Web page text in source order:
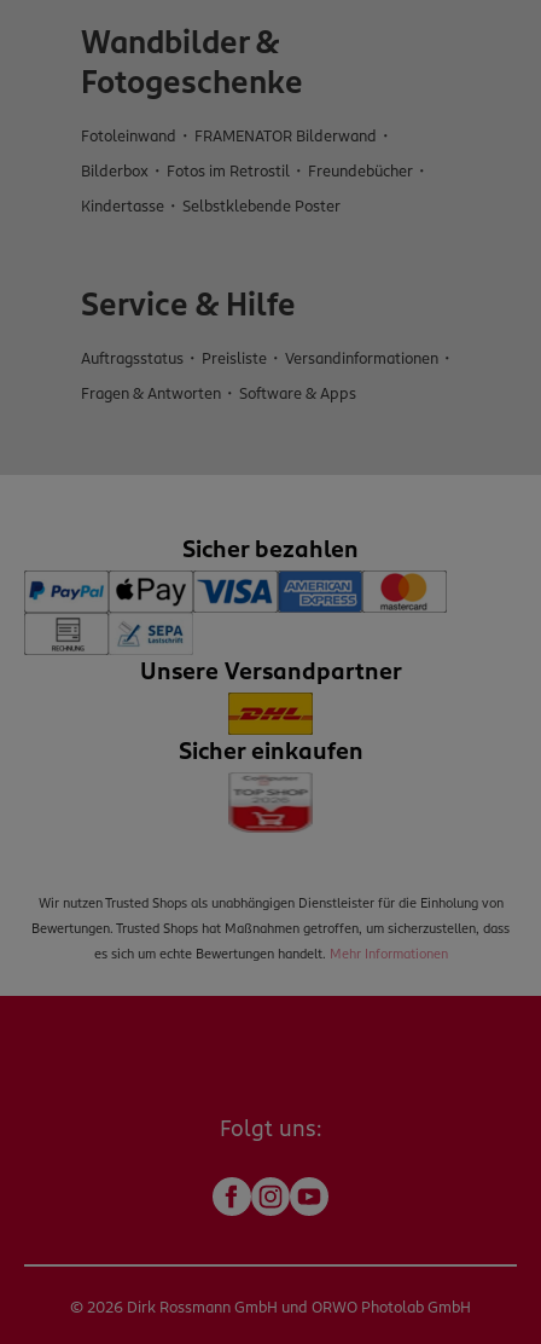
Wandbilder &
Fotogeschenke
Fotoleinwand FRAMENATOR Bilderwand
Bilderbox Fotos im Retrostil Freundebücher
Kindertasse Selbstklebende Poster
Service & Hilfe
Auftragsstatus Preisliste Versandinformationen
Fragen & Antworten Software & Apps
Sicher bezahlen
Unsere Versandpartner
Sicher einkaufen
Wir nutzen Trusted Shops als unabhängigen Dienstleister für die Einholung von
Bewertungen. Trusted Shops hat Maßnahmen getroffen, um sicherzustellen, dass
es sich um echte Bewertungen handelt. Mehr Informationen
Folgt uns:
© 2026 Dirk Rossmann GmbH und ORWO Photolab GmbH